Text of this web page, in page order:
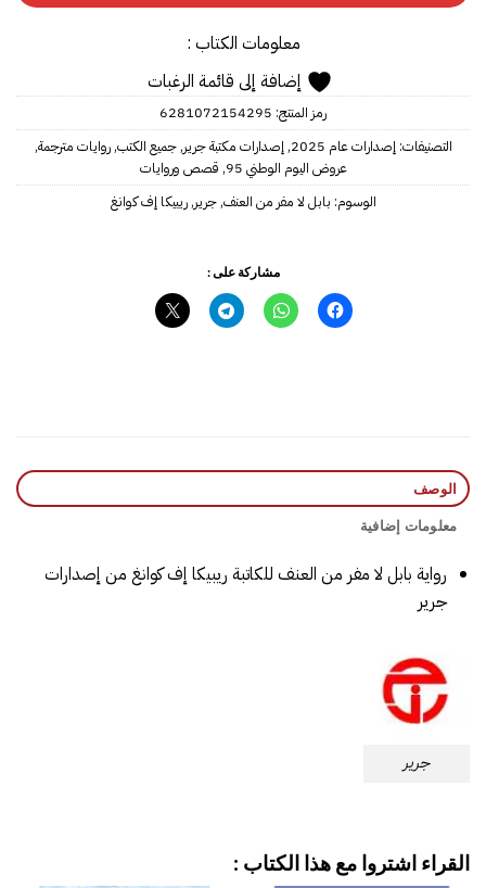
معلومات الكتاب :
إضافة إلى قائمة الرغبات
رمز المنتج: 6281072154295
التصنيفات: إصدارات عام 2025 , إصدارات مكتبة جرير,جميع الكتب,روايات مترجمة,
عروض اليوم الوطني 95
, قصص وروايات
الوسوم: بابل لا مفر من العنف,جرير,ريبيكا إف كوانغ
مشاركة على :
الوصف
معلومات إضافية
رواية بابل لا مفر من العنف للكاتبة ريبيكا إف كوانغ من إصدارات
جرير
جرير
القراء اشتروا مع هذا الكتاب :